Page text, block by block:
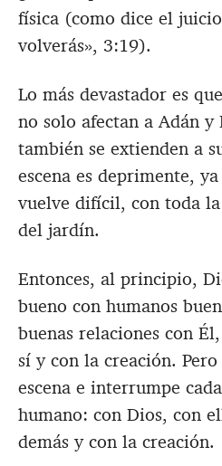
física (como dice el
volverás», 3:19).
Lo más devastador es
no solo afectan a Adán y
también se extienden a
escena es deprimente,
vuelve difícil, con toda
del jardín.
Entonces, al principio,
bueno con humanos
buenas relaciones con
sí y con la creación.
escena e interrumpe
humano: con Dios, con
demás y con la creación.